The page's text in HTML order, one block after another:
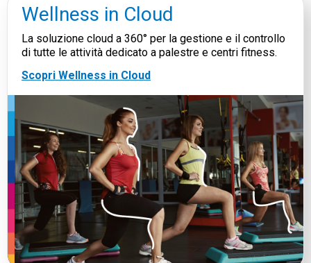
Wellness in Cloud
La soluzione cloud a 360° per la gestione e il controllo
di tutte le attività dedicato a palestre e centri fitness.
Scopri Wellness in Cloud